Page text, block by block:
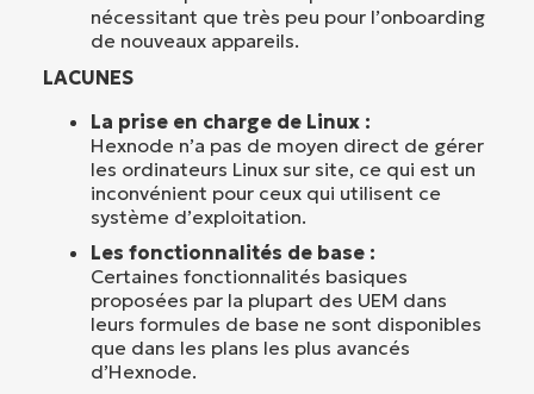
nécessitant que très peu pour l’onboarding
de nouveaux appareils.
LACUNES
La prise en charge de Linux :
Hexnode n’a pas de moyen direct de gérer
les ordinateurs Linux sur site, ce qui est un
inconvénient pour ceux qui utilisent ce
système d’exploitation.
Les fonctionnalités de base :
Certaines fonctionnalités basiques
proposées par la plupart des UEM dans
leurs formules de base ne sont disponibles
que dans les plans les plus avancés
d’Hexnode.